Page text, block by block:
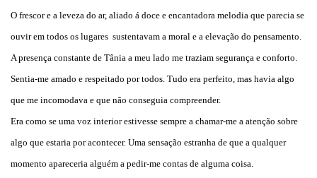
O frescor e a leveza do ar, aliado á doce e encantadora melodia que parecia se
ouvir em todos os lugares sustentavam a moral e a elevação do pensamento.
A presença constante de Tânia a meu lado me traziam segurança e conforto.
Sentia-me amado e respeitado por todos. Tudo era perfeito, mas havia algo
que me incomodava e que não conseguia compreender.
Era como se uma voz interior estivesse sempre a chamar-me a atenção sobre
algo que estaria por acontecer. Uma sensação estranha de que a qualquer
momento apareceria alguém a pedir-me contas de alguma coisa.